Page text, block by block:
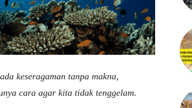
keseragaman tanpa makna,
cara agar kita tidak tenggelam.